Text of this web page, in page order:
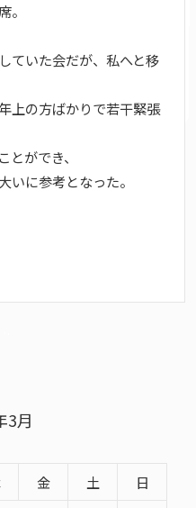
。
ていた会だが、私へと移
上の方ばかりで若干緊張
ができ、
いに参考となった。
3月
金 土
日